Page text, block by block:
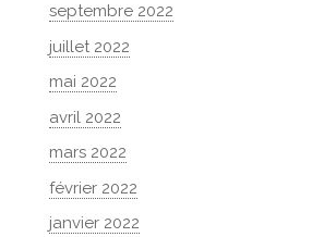
septembre 2022
juillet 2022
mai 2022
avril 2022
mars 2022
février 2022
janvier 2022